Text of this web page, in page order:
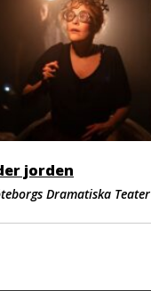
jorden
Dramatiska Teater